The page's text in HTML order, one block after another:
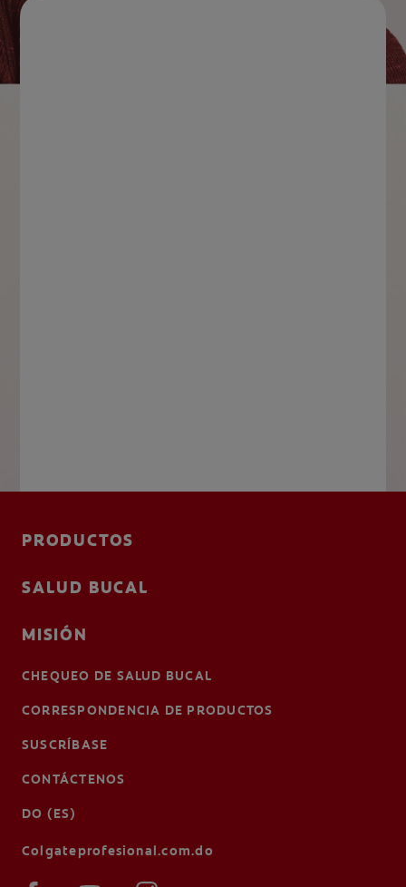
PRODUCTOS
SALUD BUCAL
MISIÓN
CHEQUEO DE SALUD BUCAL
CORRESPONDENCIA DE PRODUCTOS
SUSCRÍBASE
CONTÁCTENOS
DO (ES)
Colgateprofesional.com.do